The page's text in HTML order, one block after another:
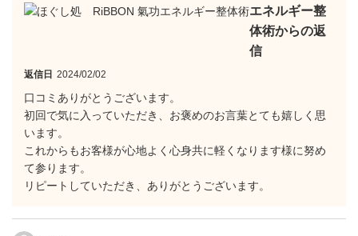
エネルギー整
体術からの返
信
返信日 2024/02/02
口コミありがとうございます。
初回で気に入っていただき、お褒めのお言葉とても嬉しく思
います。
これからもお客様が心地よく心身共に軽くなります様に努め
て参ります。
リピートしていただき、ありがとうございます。